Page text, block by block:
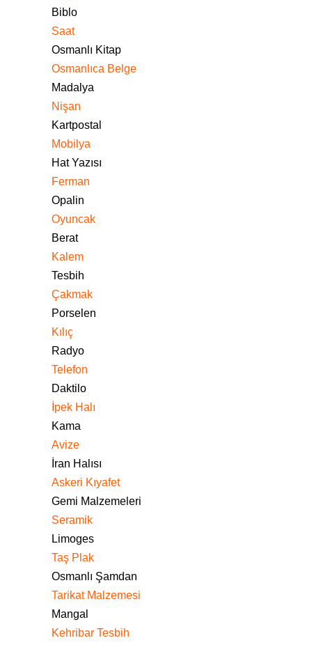
Biblo
Saat
Osmanlı Kitap
Osmanlıca Belge
Madalya
Nişan
Kartpostal
Mobilya
Hat Yazısı
Ferman
Opalin
Oyuncak
Berat
Kalem
Tesbih
Çakmak
Porselen
Kılıç
Radyo
Telefon
Daktilo
İpek Halı
Kama
Avize
İran Halısı
Askeri Kıyafet
Gemi Malzemeleri
Seramik
Limoges
Taş Plak
Osmanlı Şamdan
Tarikat Malzemesi
Mangal
Kehribar Tesbih